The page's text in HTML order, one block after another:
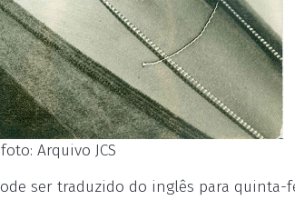
Arquivo JCS
ser traduzido do inglês para